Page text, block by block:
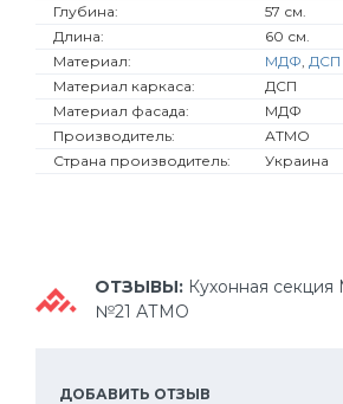
Глубина:
57 см.
Длина:
60 см.
Материал:
МДФ, ДСП
Материал каркаса:
ДСП
Материал фасада:
МДФ
Производитель:
АТМО
Страна производитель:
Украина
ОТЗЫВЫ: Кухонная
№21 АТМО
ДОБАВИТЬ ОТЗЫВ